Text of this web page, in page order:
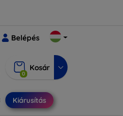
Belépés
0
Kosár
Kiárusítás